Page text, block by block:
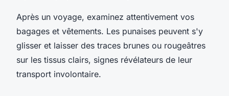
Après un voyage, examinez attentivement vos
bagages et vêtements. Les punaises peuvent s'y
glisser et laisser des traces brunes ou rougeâtres
sur les tissus clairs, signes révélateurs de leur
transport involontaire.